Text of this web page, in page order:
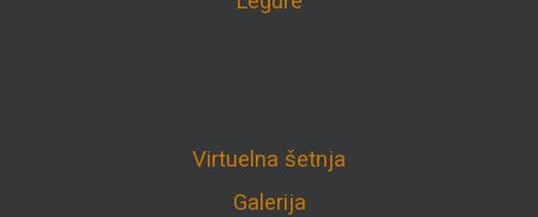
Virtuelna šetnja
Galerija